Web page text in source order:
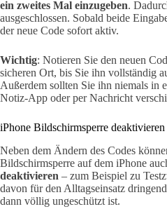
ein zweites Mal einzugeben.
ausgeschlossen. Sobald beide
der neue Code sofort aktiv.
Wichtig: Notieren Sie den neuen
sicheren Ort, bis Sie ihn vollständig
Außerdem sollten Sie ihn niemals in
Notiz-App oder per Nachricht
iPhone Bildschirmsperre
Neben dem Ändern des Codes
Bildschirmsperre auf dem iPhone
deaktivieren – zum Beispiel zu
davon für den Alltagseinsatz
dann völlig ungeschützt ist.